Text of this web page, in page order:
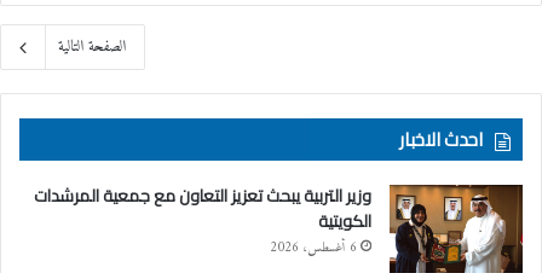
الصفحة التالية
احدث الاخبار
وزير التربية يبحث تعزيز التعاون مع جمعية المرشدات
الكويتية
6 أغسطس، 2026